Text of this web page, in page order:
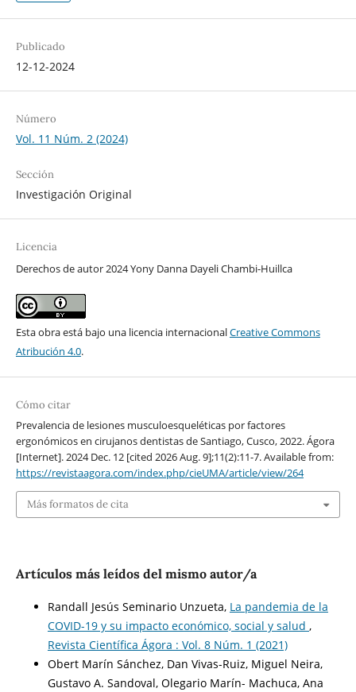
Publicado
12-12-2024
Número
Vol. 11 Núm. 2 (2024)
Sección
Investigación Original
Licencia
Derechos de autor 2024 Yony Danna Dayeli Chambi-Huillca
Esta obra está bajo una licencia internacionalCreative Commons
Atribución 4.0.
Cómo citar
Prevalencia de lesiones musculoesqueléticas por factores
ergonómicos en cirujanos dentistas de Santiago, Cusco, 2022. Ágora
[Internet]. 2024 Dec. 12 [cited 2026 Aug. 9];11(2):11-7. Available from:
https://revistaagora.com/index.php/cieUMA/article/view/264
Más formatos de cita
Artículos más leídos del mismo autor/a
Randall Jesús Seminario Unzueta, La pandemia de la
COVID-19 y su impacto económico, social y salud ,
Revista Científica Ágora : Vol. 8 Núm. 1 (2021)
Obert Marín Sánchez, Dan Vivas-Ruiz, Miguel Neira,
Gustavo A. Sandoval, Olegario Marín- Machuca, Ana